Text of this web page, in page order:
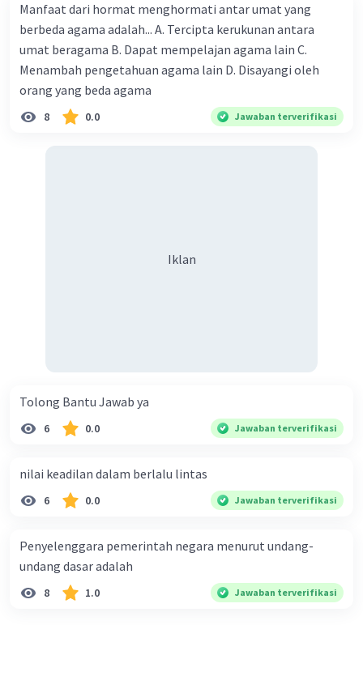
Manfaat dari hormat menghormati antar umat yang
berbeda agama adalah... A. Tercipta kerukunan antara
umat beragama B. Dapat mempelajan agama lain C.
Menambah pengetahuan agama lain D. Disayangi oleh
orang yang beda agama
8 0.0 Jawaban terverifikasi
Iklan
Tolong Bantu Jawab ya
6 0.0 Jawaban terverifikasi
nilai keadilan dalam berlalu lintas
6 0.0 Jawaban terverifikasi
Penyelenggara pemerintah negara menurut undang-
undang dasar adalah
8 1.0 Jawaban terverifikasi